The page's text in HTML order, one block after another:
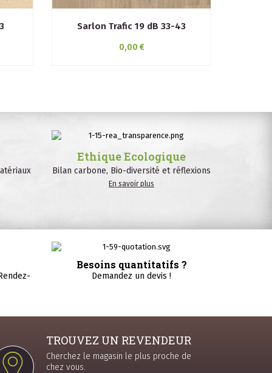
Sarlon Trafic 19 dB 33-43
0,00 €
Ethique Ecologique
Bilan carbone, Bio-diversité et réflexions
En savoir plus
Besoins quantitatifs ?
Demandez un devis !
TROUVEZ UN REVENDEUR
Cherchez le magasin le plus proche de
chez vous.